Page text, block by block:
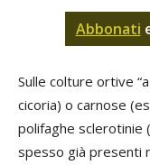
Abbonati
Sulle colture ortive
cicoria) o carnose
polifaghe sclerotinie (
spesso già presenti